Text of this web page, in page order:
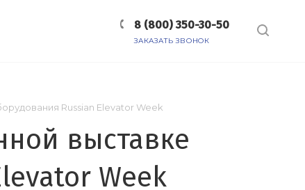
8 (800) 350-30-50
ЗАКАЗАТЬ ЗВОНОК
Russian Elevator Week
выставке
Week